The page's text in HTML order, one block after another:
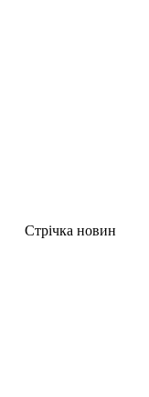
Стрічка новин